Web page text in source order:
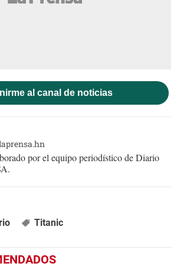
al canal de noticias
por el equipo periodístico de Diario
Titanic